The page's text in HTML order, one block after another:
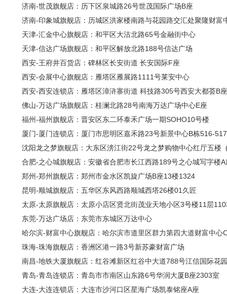
济南-世茂旗舰店：历下区泉城路26号世茂国际广场B座
济南-印象城旗舰店：历城区洪家楼南路与花园路交汇处聚隆财富
天津-汇金中心旗舰店：和平区大沽北路65号金融街中心
天津-信达广场旗舰店：和平区解放北路188号信达广场
西安-王府井百货店：碑林区长安街道 长安国际F座
西安-会展中心旗舰店：雁塔区雁展路1111号莱安中心
西安-西安连锁店：雁塔区漳浒寨街道 科技路305号西安大都荟B座
佛山-万达广场旗舰店：桂澜北路28号南海万达广场中心E座
福州-福州旗舰店：晋安区东二环泰禾广场一期SOHO10号楼
厦门-厦门连锁店：厦门市思明区嘉禾路23号新景中心B栋516-517
沈阳龙之梦旗舰店：大东区滂江街22号龙之梦购物中心红厅五楼
合肥-之心城旗舰店：安徽省合肥市长江西路189号之心城写字楼A
郑州-郑州旗舰店：郑州市金水区凯旋广场B座13楼1324
昆明-顺城旗舰店：五华区东风西路顺城西塔26楼01久匠
太原-太原旗舰店：太原小店区贤北街茂业天地小区3号楼11层
东莞-万达广场店：东莞市东城区万达中心
哈尔滨-财富中心旗舰店：哈尔滨市道里区群力第四大道财富中心
珠海-珠海旗舰店：香洲区港一路3号新苏豪财富广场
南昌-地铁大厦旗舰店：红谷滩新区红谷中大道788号江信国际花
青岛-青岛连锁店：青岛市市南区山东路6号华润大厦B座2303室
大连-大连连锁店：大连市沙河口区星海广场凯泰铭座A座